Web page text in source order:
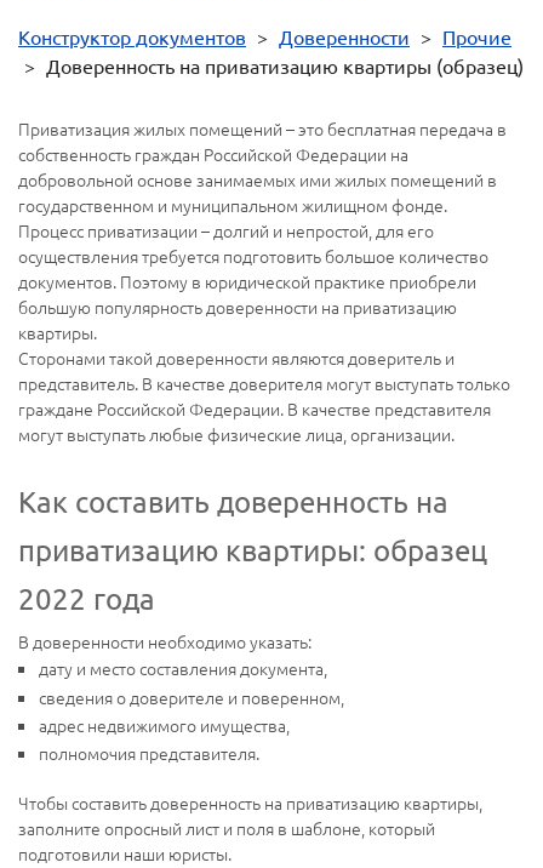
Конструктор документов > Доверенности > Прочие
> Доверенность на приватизацию квартиры (образец)
Приватизация жилых помещений – это бесплатная передача в
собственность граждан Российской Федерации на
добровольной основе занимаемых ими жилых помещений в
государственном и муниципальном жилищном фонде.
Процесс приватизации – долгий и непростой, для его
осуществления требуется подготовить большое количество
документов. Поэтому в юридической практике приобрели
большую популярность доверенности на приватизацию
квартиры.
Сторонами такой доверенности являются доверитель и
представитель. В качестве доверителя могут выступать только
граждане Российской Федерации. В качестве представителя
могут выступать любые физические лица, организации.
Как составить доверенность на
приватизацию квартиры: образец
2022 года
В доверенности необходимо указать:
дату и место составления документа,
сведения о доверителе и поверенном,
адрес недвижимого имущества,
полномочия представителя.
Чтобы составить доверенность на приватизацию квартиры,
заполните опросный лист и поля в шаблоне, который
подготовили наши юристы.